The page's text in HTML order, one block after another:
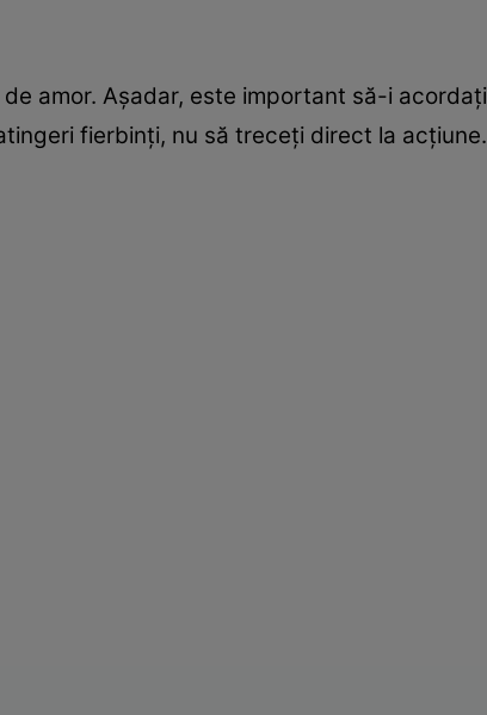
amor. Aşadar, este important să-i acordaţi
fierbinţi, nu să treceţi direct la acţiune.